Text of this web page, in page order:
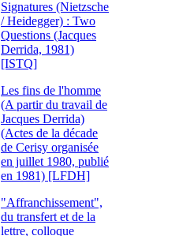
Signatures (Nietzsche
/ Heidegger) : Two
Questions (Jacques
Derrida, 1981)
[ISTQ]
Les fins de l'homme
(A partir du travail de
Jacques Derrida)
(Actes de la décade
de Cerisy organisée
en juillet 1980, publié
en 1981) [LFDH]
"Affranchissement",
du transfert et de la
lettre, colloque